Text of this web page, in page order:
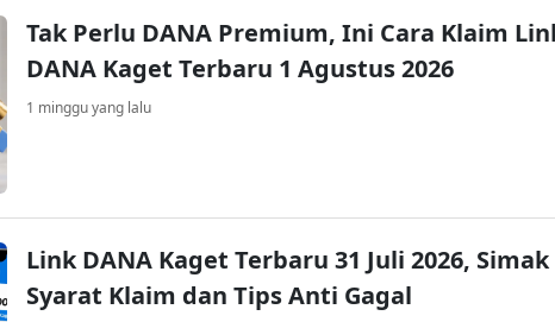
Tak Perlu DANA Premium, Ini Cara Klaim
DANA Kaget Terbaru 1 Agustus 2026
1 minggu yang lalu
Link DANA Kaget Terbaru 31 Juli 2026, Simak
Syarat Klaim dan Tips Anti Gagal